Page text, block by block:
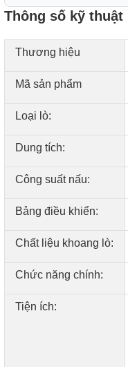
Thông số kỹ thuật
Thương hiệu
Mã sản phẩm
Loại lò:
Dung tích:
Công suất nấu:
Bảng điều khiển:
Chất liệu khoang lò:
Chức năng chính:
Tiện ích: